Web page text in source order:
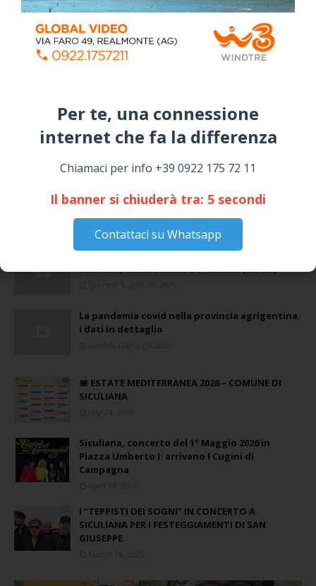
Per te, una connessione
internet che fa la differenza​
Chiamaci per info +39 0922 175 72 11
Il banner si chiuderà tra: 4 secondi
Contattaci su Whatsapp
ALMANACCO DEL GIORNO
Coronavirus: messaggio del Sindaco Zambito
La pandemia covid nella provincia agrigentina,
i dati in dettaglio
📅 ESTATE MEDITERRANEA 2026 – COMUNE DI
SICULIANA
Siculiana, concerto del 1° Maggio 2026 in
Piazza Umberto I: arrivano I Cugini di
Campagna
I “TEPPISTI DEI SOGNI” IN CONCERTO A
SICULIANA PER I FESTEGGIAMENTI DI SAN
GIUSEPPE